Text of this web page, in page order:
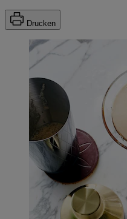
Drucken